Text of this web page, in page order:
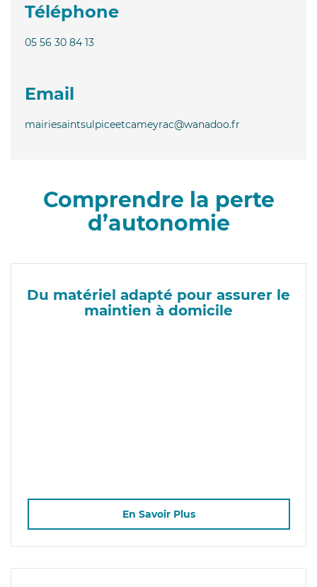
Téléphone
05 56 30 84 13
Email
mairiesaintsulpiceetcameyrac@wanadoo.fr
Comprendre la perte
d’autonomie
Du matériel adapté pour assurer le
maintien à domicile
En Savoir Plus